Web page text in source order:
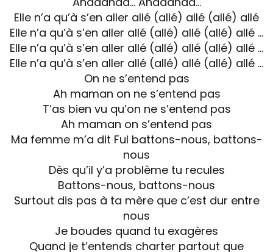
Elle n’a qu’à s’en aller allé (allé) allé (allé) allé
Elle n’a qu’à s’en aller allé (allé) allé (allé) allé …
Elle n’a qu’à s’en aller allé (allé) allé (allé) allé …
Elle n’a qu’à s’en aller allé (allé) allé (allé) allé …
On ne s’entend pas
Ah maman on ne s’entend pas
T’as bien vu qu’on ne s’entend pas
Ah maman on s’entend pas
Ma femme m’a dit Ful battons-nous, battons-
nous
Dès qu’il y’a problème tu recules
Battons-nous, battons-nous
Surtout dis pas à ta mère que c’est dur entre
nous
Je boudes quand tu exagères
Quand je t’entends charter partout que